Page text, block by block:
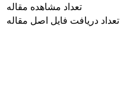
تعداد مشاهده مقاله
تعداد دریافت فایل اصل مقاله